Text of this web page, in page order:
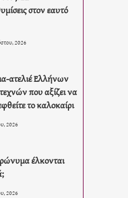
στον εαυτό
2026
ατελιέ Ελλήνων
που αξίζει να
το καλοκαίρι
2026
έλκονται
2026